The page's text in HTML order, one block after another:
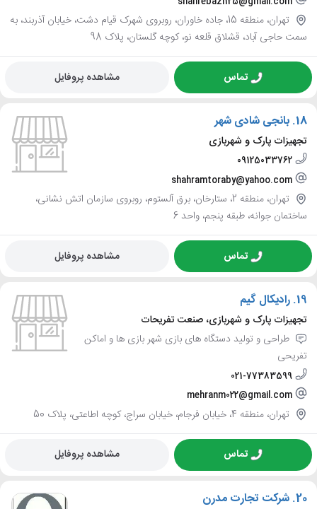
تهران، منطقه 15، جاده خاوران، روبروی شهرک قیام دشت، خیابان آذربند، به
سمت حاجی آباد، قشلاق قلعه نو، کوچه گلستان، پلاک 98
تماس مشاهده پروفایل
18. بانجی شادی شهر
تجهیزات پارک و شهربازی
09125033762
shahramtoraby@yahoo.com
تهران، منطقه 2، ستارخان، برق آلستوم، روبروی سازمان اتش نشانی،
ساختمان جوانه، طبقه پنجم، واحد 6
تماس مشاهده پروفایل
19. رادیکال گیم
تجهیزات پارک و شهربازی، صنعت تفریحات
طراحی و تولید دستگاه های بازی شهر بازی ها و اماکن
تفریحی
021-77383599
mehranm022@gmail.com
تهران، منطقه 4، خیابان فرجام، خیابان سراج، کوچه اطاعتی، پلاک 50
تماس مشاهده پروفایل
20. شرکت تجارت مدرن